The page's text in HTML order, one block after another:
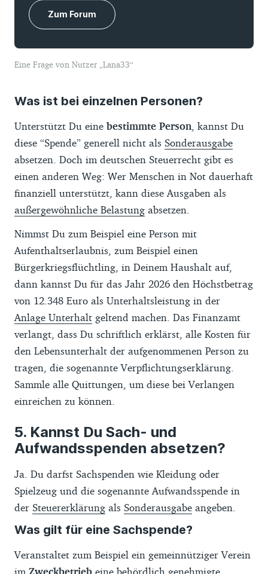
Zum Forum
Eine Frage von Nutzer Lana33
Was ist bei einzelnen Personen?
Unterstützt Du eine bestimmte Person , kannst Du
diese “Spende” generell nicht als Sonderausgabe
absetzen. Doch im deutschen Steuerrecht gibt es
einen anderen Weg: Wer Menschen in Not dauerhaft
finanziell unterstützt, kann diese Ausgaben als
außergewöhnliche Belastung absetzen.
Nimmst Du zum Beispiel eine Person mit
Aufenthaltserlaubnis, zum Beispiel einen
Bürgerkriegsflüchtling, in Deinem Haushalt auf,
dann kannst Du für das Jahr 2026 den Höchstbetrag
von 12.348 Euro als Unterhaltsleistung in der
Anlage Unterhalt geltend machen. Das Finanzamt
verlangt, dass Du schriftlich erklärst, alle Kosten für
den Lebensunterhalt der aufgenommenen Person zu
tragen, die sogenannte Verpflichtungserklärung.
Sammle alle Quittungen, um diese bei Verlangen
einreichen zu können.
Kannst Du Sach- und
Aufwandsspenden absetzen?
Ja. Du darfst Sachspenden wie Kleidung oder
Spielzeug und die sogenannte Aufwandsspende in
der Steuererklärung als Sonderausgabe angeben.
Was gilt für eine Sachspende?
Veranstaltet zum Beispiel ein gemeinnütziger Verein
im Zweckbetrieb eine behördlich genehmigte